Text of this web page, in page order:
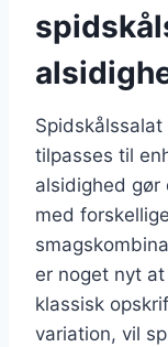
tilpasses til
alsidighed gør
med
er noget nyt
klassisk
variation, vil